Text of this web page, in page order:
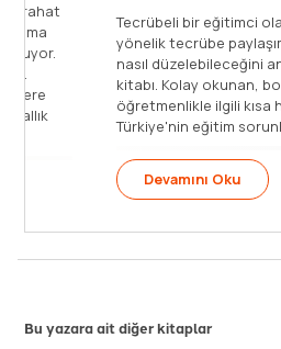
bari öğretmen olsun,”
bir dönemde öğretmenliğe
sonra o cümle zihnimde
öğretmenliğe layık değilse ne
olmasın.” Çünkü öğretmenlik
benzemez, mesai
Bu yazara ait diğer kitaplar